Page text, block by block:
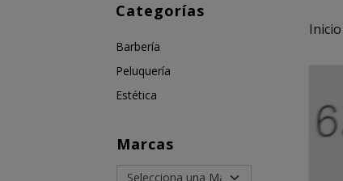
Categorías
Barbería
Peluquería
Estética
Marcas
Inicio